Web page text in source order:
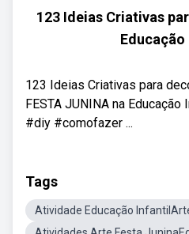
123 Ideias Criativas
Educação
123 Ideias Criativas para
FESTA JUNINA na
#diy #comofazer ...
Tags
Atividade Educação